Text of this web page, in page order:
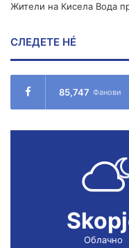
Жители на Кисела Вода
СЛЕДЕТЕ НÉ
85,747 Фанови
Облачно